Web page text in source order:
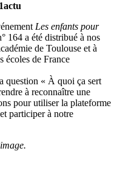
Les enfants pour
164 a été distribué à nos
de Toulouse et à
écoles de France
question « À quoi ça sert
à reconnaître une
pour utiliser la plateforme
participer à notre